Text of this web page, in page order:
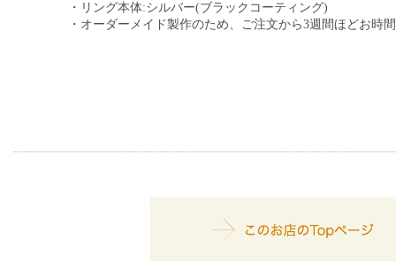
・リング本体:シルバー(ブラックコーティング)
・オーダーメイド製作のため、ご注文から3週間ほどお時